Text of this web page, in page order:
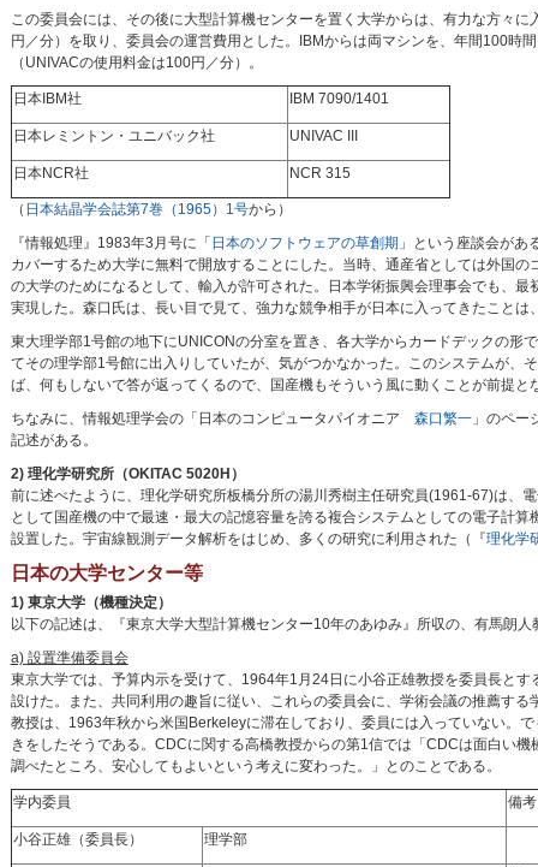
この委員会には、その後に大型計算機センターを置く大学からは、有力な方々
円／分）を取り、委員会の運営費用とした。IBMからは両マシンを、年間100
（UNIVACの使用料金は100円／分）。
日本IBM社 IBM 7090/1401
日本レミントン・ユニバック社 UNIVAC III
日本NCR社 NCR 315
（ 日本結晶学会誌第7巻（1965）1号から）
『情報処理』1983年3月号に「 日本のソフトウェアの草創期 」という座談会があ
カバーするため大学に無料で開放することにした。当時、通産省としては外国
の大学のためになるとして、輸入が許可された。日本学術振興会理事会でも、
実現した。森口氏は、長い目で見て、強力な競争相手が日本に入ってきたこと
東大理学部1号館の地下にUNICONの分室を置き、各大学からカードデックの
てその理学部1号館に出入りしていたが、気がつかなかった。このシステムが
ば、何もしないで答が返ってくるので、国産機もそういう風に動くことが前提
ちなみに、情報処理学会の「日本のコンピュータパイオニア 森口繁一」のペー
記述がある。
2) 理化学研究所（OKITAC 5020H）
前に述べたように、理化学研究所板橋分所の湯川秀樹主任研究員(1961-67)は、
として国産機の中で最速・最大の記憶容量を誇る複合システムとしての電子計
設置した。宇宙線観測データ解析をはじめ、多くの研究に利用された（『理化学
日本の大学センター等
1) 東京大学（機種決定）
以下の記述は、『東京大学大型計算機センター10年のあゆみ』所収の、有馬朗人
a) 設置準備委員会
東京大学では、予算内示を受けて、1964年1月24日に小谷正雄教授を委員長と
設けた。また、共同利用の趣旨に従い、これらの委員会に、学術会議の推薦す
教授は、1963年秋から米国Berkeleyに滞在しており、委員には入っていない。
きをしたそうである。CDCに関する高橋教授からの第1信では「CDCは面白い
調べたところ、安心してもよいという考えに変わった。」とのことである。
学内委員 備考
小谷正雄（委員長） 理学部